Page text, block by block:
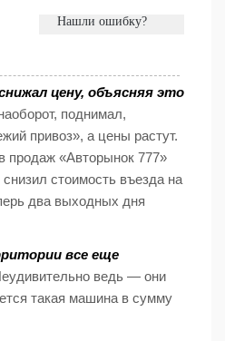
Нашли ошибку?
цену, объясняя это
поднимал,
привоз», а цены растут.
продаж «Авторынок 777»
стоимость въезда на
два выходных дня
все еще
ведь — они
такая машина в сумму